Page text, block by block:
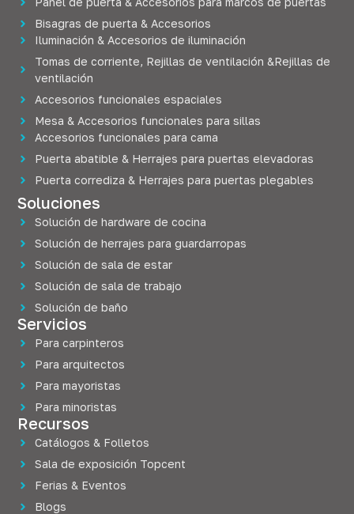
Bisagras de puerta & Accesorios
Iluminación & Accesorios de iluminación
Tomas de corriente, Rejillas de ventilación &Rejillas de
ventilación
Accesorios funcionales espaciales
Mesa & Accesorios funcionales para sillas
Accesorios funcionales para cama
Puerta abatible & Herrajes para puertas elevadoras
Puerta corrediza & Herrajes para puertas plegables
Soluciones
Solución de hardware de cocina
Solución de herrajes para guardarropas
Solución de sala de estar
Solución de sala de trabajo
Solución de baño
Servicios
Para carpinteros
Para arquitectos
Para mayoristas
Para minoristas
Recursos
Catálogos & Folletos
Sala de exposición Topcent
Ferias & Eventos
Blogs